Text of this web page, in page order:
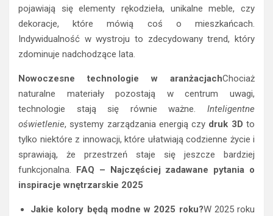
pojawiają się elementy rękodzieła, unikalne meble, czy
dekoracje, które mówią coś o mieszkańcach.
Indywidualność w wystroju to zdecydowany trend, który
zdominuje nadchodzące lata.
Nowoczesne technologie w aranżacjachChociaż
naturalne materiały pozostają w centrum uwagi,
technologie stają się równie ważne. Inteligentne
oświetlenie, systemy zarządzania energią czy druk 3D to
tylko niektóre z innowacji, które ułatwiają codzienne życie i
sprawiają, że przestrzeń staje się jeszcze bardziej
funkcjonalna.
FAQ – Najczęściej zadawane pytania o
inspiracje wnętrzarskie 2025
Jakie kolory będą modne w 2025 roku?W 2025 roku